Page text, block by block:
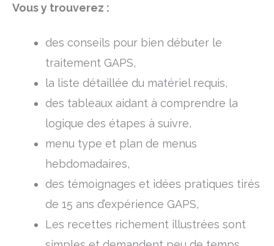
Vous y trouverez :
des conseils pour bien débuter le
traitement GAPS,
la liste détaillée du matériel requis,
des tableaux aidant à comprendre la
logique des étapes à suivre,
menu type et plan de menus
hebdomadaires,
des témoignages et idées pratiques tirés
de 15 ans d’expérience GAPS,
Les recettes richement illustrées sont